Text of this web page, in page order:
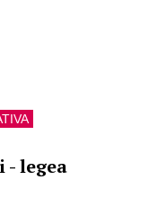
legea